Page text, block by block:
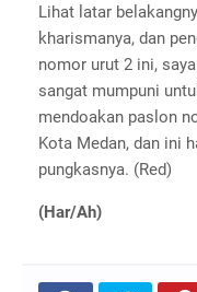
Lihat latar
kharismanya, dan
nomor urut 2 ini,
sangat mumpuni
mendoakan paslon
Kota Medan, dan ini
pungkasnya. (Red)
(Har/Ah)